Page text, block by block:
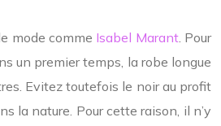
mode comme Isabel Marant. Pour
un premier temps, la robe longue
Evitez toutefois le noir au profit
la nature. Pour cette raison, il n’y